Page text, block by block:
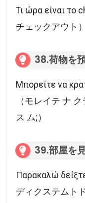
Τι ώρα είναι το
チェックアウト）
38.荷物を
Μπορείτε να
（モレイテ ナ
ス ム;）
39.部屋を
Παρακαλώ
ディクステムト